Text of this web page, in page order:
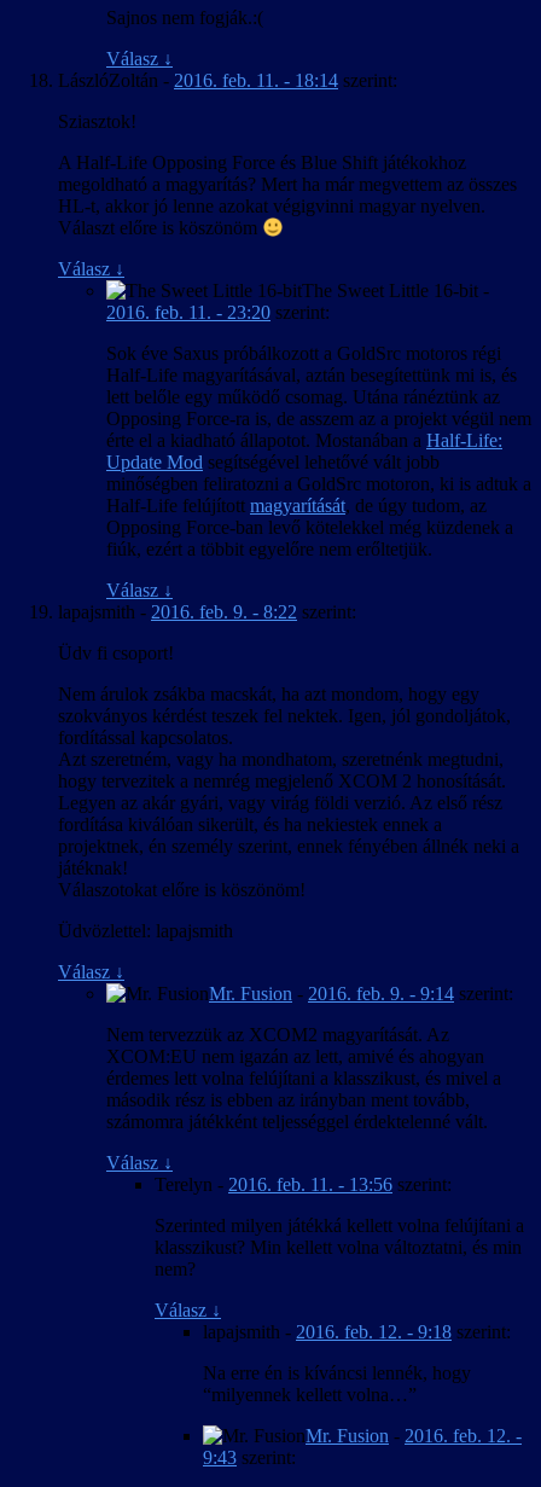
Sajnos nem fogják.:(
Válasz ↓
LászlóZoltán - 2016. feb. 11. - 18:14 szerint:
Sziasztok!
A Half-Life Opposing Force és Blue Shift játékokhoz
megoldható a magyarítás? Mert ha már megvettem az összes
HL-t, akkor jó lenne azokat végigvinni magyar nyelven.
Választ előre is köszönöm
Válasz ↓
The Sweet Little 16-bit -
2016. feb. 11. - 23:20 szerint:
Sok éve Saxus próbálkozott a GoldSrc motoros régi
Half-Life magyarításával, aztán besegítettünk mi is, és
lett belőle egy működő csomag. Utána ránéztünk az
Opposing Force-ra is, de asszem az a projekt végül nem
érte el a kiadható állapotot. Mostanában a Half-Life:
Update Mod segítségével lehetővé vált jobb
minőségben feliratozni a GoldSrc motoron, ki is adtuk a
Half-Life felújított magyarítását, de úgy tudom, az
Opposing Force-ban levő kötelekkel még küzdenek a
fiúk, ezért a többit egyelőre nem erőltetjük.
Válasz ↓
lapajsmith - 2016. feb. 9. - 8:22 szerint:
Üdv fi csoport!
Nem árulok zsákba macskát, ha azt mondom, hogy egy
szokványos kérdést teszek fel nektek. Igen, jól gondoljátok,
fordítással kapcsolatos.
Azt szeretném, vagy ha mondhatom, szeretnénk megtudni,
hogy tervezitek a nemrég megjelenő XCOM 2 honosítását.
Legyen az akár gyári, vagy virág földi verzió. Az első rész
fordítása kiválóan sikerült, és ha nekiestek ennek a
projektnek, én személy szerint, ennek fényében állnék neki a
játéknak!
Válaszotokat előre is köszönöm!
Üdvözlettel: lapajsmith
Válasz ↓
Mr. Fusion - 2016. feb. 9. - 9:14 szerint:
Nem tervezzük az XCOM2 magyarítását. Az
XCOM:EU nem igazán az lett, amivé és ahogyan
érdemes lett volna felújítani a klasszikust, és mivel a
második rész is ebben az irányban ment tovább,
számomra játékként teljességgel érdektelenné vált.
Válasz ↓
Terelyn - 2016. feb. 11. - 13:56 szerint:
Szerinted milyen játékká kellett volna felújítani a
klasszikust? Min kellett volna változtatni, és min
nem?
Válasz ↓
lapajsmith - 2016. feb. 12. - 9:18 szerint:
Na erre én is kíváncsi lennék, hogy
“milyennek kellett volna…”
Mr. Fusion - 2016. feb. 12. -
9:43 szerint: